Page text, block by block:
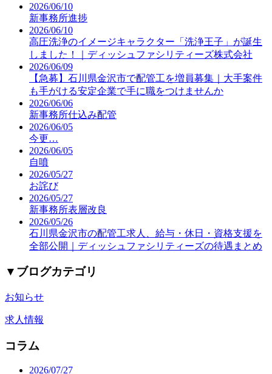
2026/06/10
新事務所進捗
2026/06/10
高圧洗浄のイメージキャラクター「洗浄王子」が誕生
しました！｜ディッシュファシリティーズ株式会社
2026/06/09
【急募】石川県金沢市で配管工を増員募集｜大手案件
も手がける安定企業で手に職をつけませんか
2026/06/06
新事務所仕込み配管
2026/06/05
今更…
2026/06/05
自噴
2026/05/27
お詫び
2026/05/27
新事務所表層改良
2026/05/26
石川県金沢市の配管工求人、給与・休日・資格支援を
全部公開｜ディッシュファシリティーズの待遇まとめ
▼ ブログカテゴリ
お知らせ
求人情報
コラム
2026/07/27